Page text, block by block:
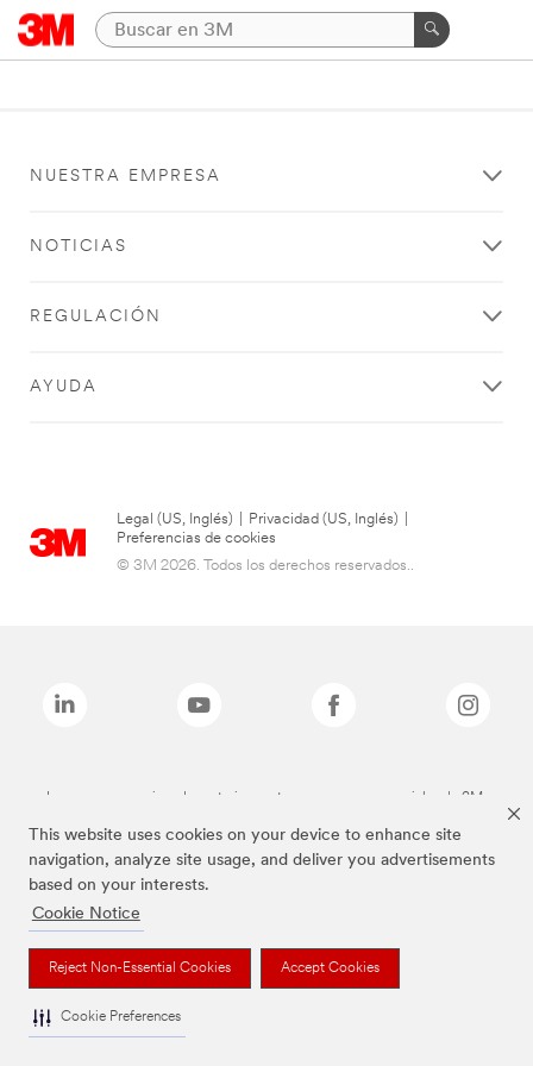
This website uses cookies on your device to enhance site
navigation, analyze site usage, and deliver you advertisements
based on your interests.
Cookie Notice
Reject Non-Essential Cookies Accept Cookies
Cookie Preferences
NUESTRA EMPRESA
NOTICIAS
REGULACIÓN
AYUDA
Legal (US, Inglés) Privacidad (US, Inglés)
Preferencias de cookies
© 3M 2026. Todos los derechos reservados..
Las marcas mencionadas anteriormente son marcas comerciales de 3M.